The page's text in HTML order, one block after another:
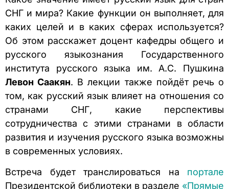
СНГ и мира? Какие функции он выполняет, для
каких целей и в каких сферах используется?
Об этом расскажет доцент кафедры общего и
русского языкознания Государственного
института русского языка им. А.С. Пушкина
Левон Саакян. В лекции также пойдёт речь о
том, как русский язык влияет на отношения со
странами СНГ, какие перспективы
сотрудничества с этими странами в области
развития и изучения русского языка возможны
в современных условиях.
Встреча будет транслироваться на портале
Президентской библиотеки в разделе «Прямые